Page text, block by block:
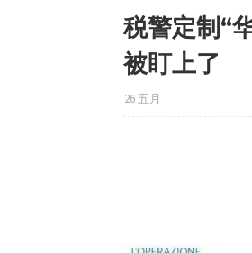
税警定制“
被盯上了
26 五月